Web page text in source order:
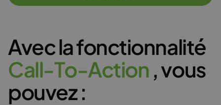
Avec la fonctionnalité
Call-To-Action , vous
pouvez :